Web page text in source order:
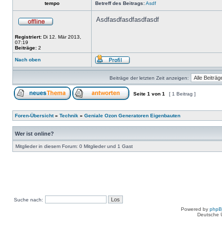
tempo Betreff des Beitrags:Asdf
Registriert: Di 12. Mär 2013,
07:19
Beiträge: 2
Asdfasdfasdfasdfasdf
Nach oben
Beiträge der letzten Zeit anzeigen:
Seite 1 von 1 [ 1 Beitrag ]
Foren-Übersicht» Technik » Geniale Ozon Generatoren Eigenbauten
Wer ist online?
Mitglieder in diesem Forum: 0 Mitglieder und 1 Gast
Suche nach:
Powered by
Deutsche